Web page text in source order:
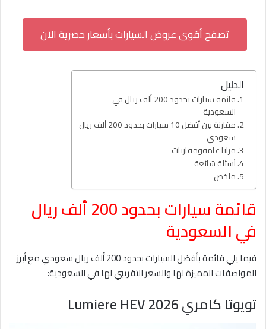
تصفح أقوى عروض السيارات بأسعار حصرية الآن
الدليل
قائمة سيارات بحدود 200 ألف ريال في
السعودية
مقارنة بين أفضل 10 سيارات بحدود 200 ألف ريال
سعودي
مزايا عامةومقارنات
أسئلة شائعة
ملخص
قائمة سيارات بحدود 200 ألف ريال
في السعودية
فيما يلي قائمة بأفضل السيارات بحدود 200 ألف ريال سعودي مع أبرز
المواصفات المميزة لها والسعر التقريبي لها في السعودية:
تويوتا كامري Lumiere HEV 2026